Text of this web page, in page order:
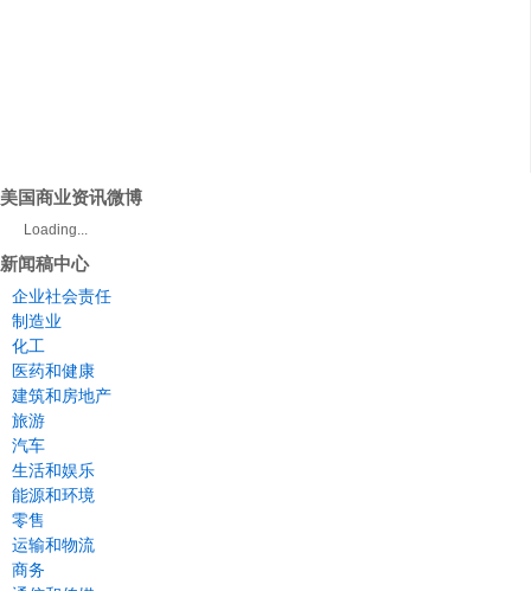
美国商业资讯微博
Loading...
新闻稿中心
企业社会责任
制造业
化工
医药和健康
建筑和房地产
旅游
汽车
生活和娱乐
能源和环境
零售
运输和物流
商务